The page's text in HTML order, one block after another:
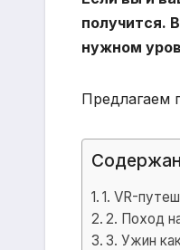
получится.
нужном
Предлагаем
1. VR-
2. Поход
3. Ужин